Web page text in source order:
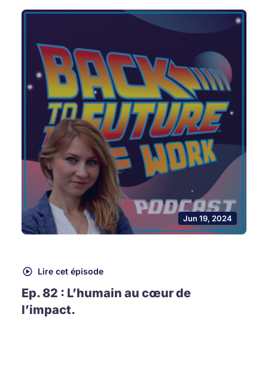
Jun 19, 2024
Lire cet épisode
Ep. 82 : L’humain au cœur de
l’impact.